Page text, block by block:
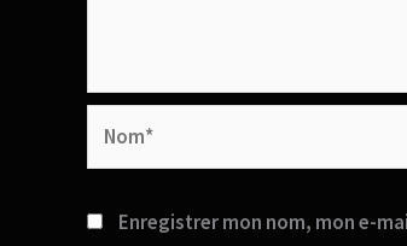
Enregistrer mon nom, mon e-